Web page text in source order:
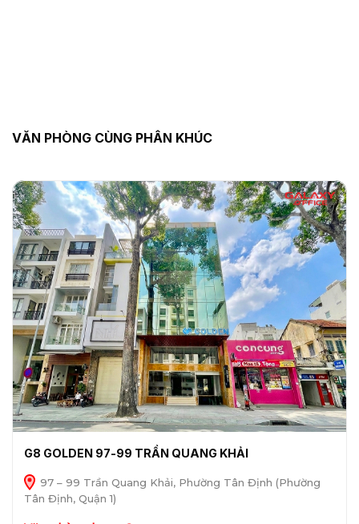
VĂN PHÒNG CÙNG PHÂN KHÚC
G8 GOLDEN 97-99 TRẦN QUANG KHẢI
97 – 99 Trần Quang Khải, Phường Tân Định (Phường
Tân Định, Quận 1)